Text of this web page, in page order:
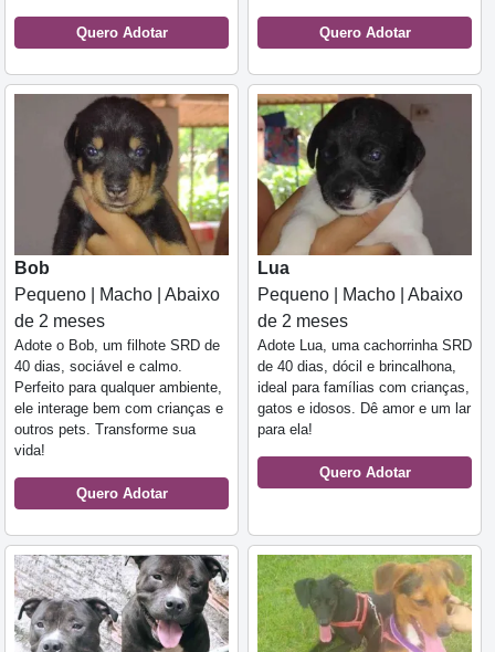
Quero Adotar Quero Adotar
Bob
Pequeno | Macho | Abaixo
de 2 meses
Adote o Bob, um filhote SRD de
40 dias, sociável e calmo.
Perfeito para qualquer ambiente,
ele interage bem com crianças e
outros pets. Transforme sua
vida!
Quero Adotar
Lua
Pequeno | Macho | Abaixo
de 2 meses
Adote Lua, uma cachorrinha SRD
de 40 dias, dócil e brincalhona,
ideal para famílias com crianças,
gatos e idosos. Dê amor e um lar
para ela!
Quero Adotar